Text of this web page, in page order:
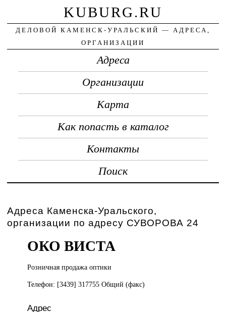
KUBURG.RU
ДЕЛОВОЙ КАМЕНСК-УРАЛЬСКИЙ — АДРЕСА,
ОРГАНИЗАЦИИ
Адреса
Организации
Карта
Как попасть в каталог
Контакты
Поиск
Адреса Каменска-Уральского,
организации по адресу СУВОРОВА 24
ОКО ВИСТА
Розничная продажаоптики
Телефон: [3439] 317755 Общий (факс)
Адрес